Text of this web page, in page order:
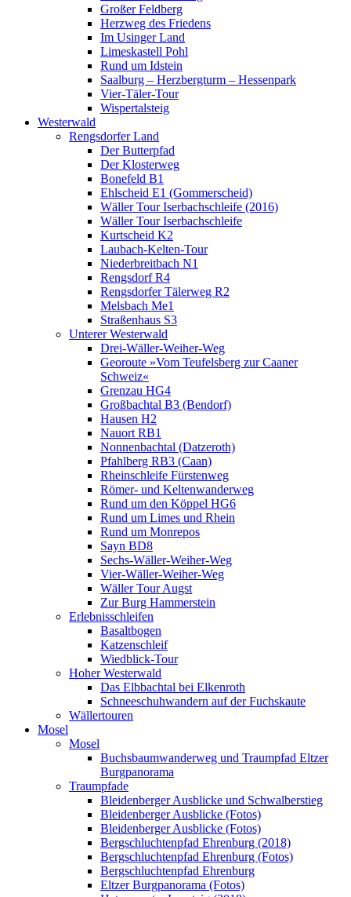
Großer Feldberg
Herzweg des Friedens
Im Usinger Land
Limeskastell Pohl
Rund um Idstein
Saalburg – Herzbergturm – Hessenpark
Vier-Täler-Tour
Wispertalsteig
Westerwald
Rengsdorfer Land
Der Butterpfad
Der Klosterweg
Bonefeld B1
Ehlscheid E1 (Gommerscheid)
Wäller Tour Iserbachschleife (2016)
Wäller Tour Iserbachschleife
Kurtscheid K2
Laubach-Kelten-Tour
Niederbreitbach N1
Rengsdorf R4
Rengsdorfer Tälerweg R2
Melsbach Me1
Straßenhaus S3
Unterer Westerwald
Drei-Wäller-Weiher-Weg
Georoute »Vom Teufelsberg zur Caaner
Schweiz«
Grenzau HG4
Großbachtal B3 (Bendorf)
Hausen H2
Nauort RB1
Nonnenbachtal (Datzeroth)
Pfahlberg RB3 (Caan)
Rheinschleife Fürstenweg
Römer- und Keltenwanderweg
Rund um den Köppel HG6
Rund um Limes und Rhein
Rund um Monrepos
Sayn BD8
Sechs-Wäller-Weiher-Weg
Vier-Wäller-Weiher-Weg
Wäller Tour Augst
Zur Burg Hammerstein
Erlebnisschleifen
Basaltbogen
Katzenschleif
Wiedblick-Tour
Hoher Westerwald
Das Elbbachtal bei Elkenroth
Schneeschuhwandern auf der Fuchskaute
Wällertouren
Mosel
Mosel
Buchsbaumwanderweg und Traumpfad Eltzer
Burgpanorama
Traumpfade
Bleidenberger Ausblicke und Schwalberstieg
Bleidenberger Ausblicke (Fotos)
Bleidenberger Ausblicke (Fotos)
Bergschluchtenpfad Ehrenburg (2018)
Bergschluchtenpfad Ehrenburg (Fotos)
Bergschluchtenpfad Ehrenburg
Eltzer Burgpanorama (Fotos)